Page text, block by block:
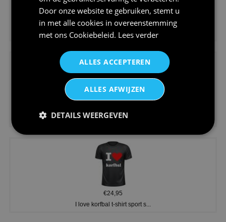
€24,95
Koningsdag shirt heren v-hals ...
V-hals shirt rood wit blauw st...
€24,95
I love korfbal t-shirt sport s...
Door onze website te gebruiken, stemt u
in met alle cookies in overeenstemming
met ons Cookiebeleid. Lees verder
ALLES ACCEPTEREN
ALLES AFWIJZEN
DETAILS WEERGEVEN